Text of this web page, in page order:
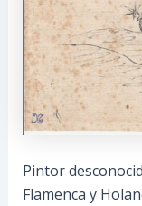
Pintor
Flamenca y